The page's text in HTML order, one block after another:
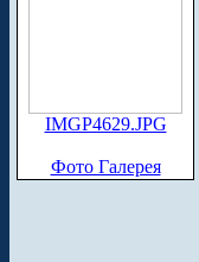
IMGP4629.JPG
Фото Галерея